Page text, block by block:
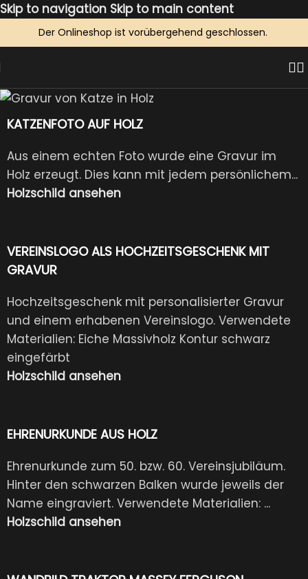
Skip to navigation Skip to main content
Der Onlineshop ist vorübergehend geschlossen.
KATZENFOTO AUF HOLZ
Aus einem echten Foto wurde eine Gravur im
Holz erzeugt. Dies kann mit jedem persönlichem...
Holzschild ansehen
VEREINSLOGO ALS HOCHZEITSGESCHENK MIT
GRAVUR
Hochzeitsgeschenk mit personalisierter Gravur
und einem erhabenen Vereinslogo. Verwendete
Materialien: Eiche Massivholz Kontur schwarz
eingefärbt
Holzschild ansehen
EHRENURKUNDE AUS HOLZ
Ehrenurkunde zum 50. bzw. 60. Vereinsjubiläum.
Hinter den schwarzen Balken wurde jeweils der
Name eingraviert. Verwendete Materialien: ...
Holzschild ansehen